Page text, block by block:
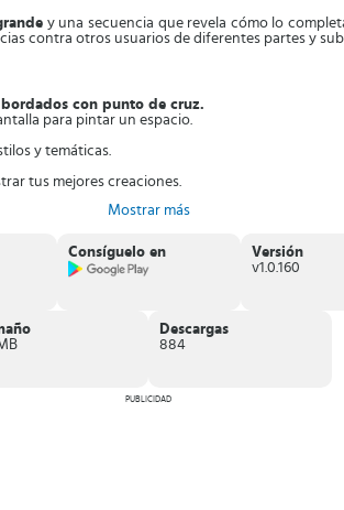
y una secuencia que revela cómo lo
contra otros usuarios de diferentes partes y
con punto de cruz.
para pintar un espacio.
y temáticas.
tus mejores creaciones.
a dibujar o bordar ilustraciones con el punto
Mostrar más
Consíguelo en
Versión
v1.0.160
Descargas
884
PUBLICIDAD